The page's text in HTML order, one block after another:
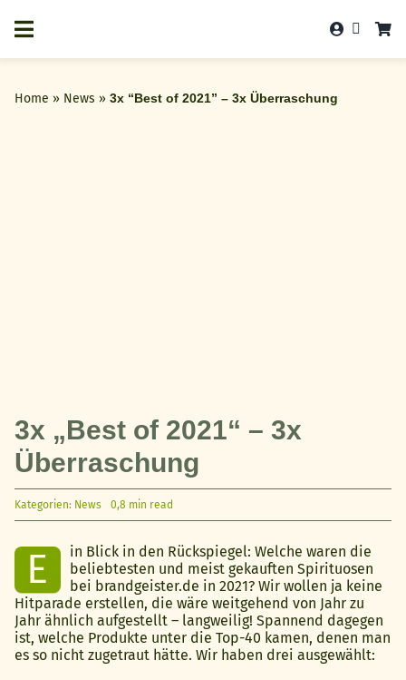
Inhalt
springen
Home » News » 3x “Best of 2021” – 3x Überraschung
3x „Best of 2021“ – 3x
Überraschung
Kategorien: News 0,8 min read
E
in Blick in den Rückspiegel: Welche waren die
beliebtesten und meist gekauften Spirituosen
bei brandgeister.de in 2021? Wir wollen ja keine
Hitparade erstellen, die wäre weitgehend von Jahr zu
Jahr ähnlich aufgestellt – langweilig! Spannend dagegen
ist, welche Produkte unter die Top-40 kamen, denen man
es so nicht zugetraut hätte. Wir haben drei ausgewählt: